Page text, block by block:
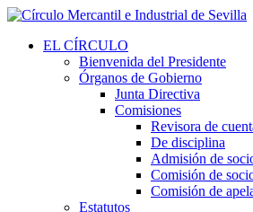
EL CÍRCULO
Bienvenida del Presidente
Órganos de Gobierno
Junta Directiva
Comisiones
Revisora de
De disciplina
Admisión de
Comisión de
Comisión de
Estatutos